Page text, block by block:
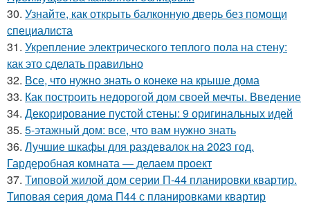
30. Узнайте, как открыть балконную дверь без помощи
специалиста
31. Укрепление электрического теплого пола на стену:
как это сделать правильно
32. Все, что нужно знать о конеке на крыше дома
33. Как построить недорогой дом своей мечты. Введение
34. Декорирование пустой стены: 9 оригинальных идей
35. 5-этажный дом: все, что вам нужно знать
36. Лучшие шкафы для раздевалок на 2023 год.
Гардеробная комната — делаем проект
37. Типовой жилой дом серии П-44 планировки квартир.
Типовая серия дома П44 с планировками квартир